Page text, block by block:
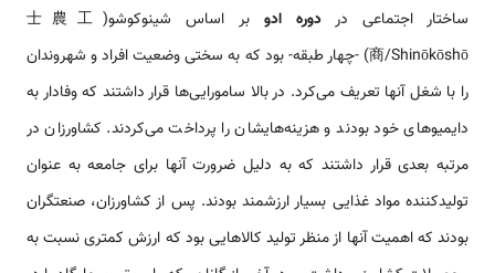
ساختار اجتماعی دردوره ادو
بر اساس شینوكوشو(士農工
商/Shinōkōshō) -چهار طبقه- بود كه به سختی وضعیت افراد و شهروندان
را با شغل آنها تعریف می‌كرد. در بالا سامورایی‌ها قرار داشتند که وفادار به
دایمیوهای خود بودند و هزینه‌هایشان را پرداخت می‌کردند. کشاورزان در
مرتبه بعدی قرار داشتند که به دلیل ضرورت آنها برای جامعه به عنوان
تولیدکننده مواد غذایی بسیار ارزشمند بودند. پس از کشاورزان، صنعتگران
بودند که اهمیت آنها از منظر تولید کالاهایی بود که ارزش کمتری نسبت به